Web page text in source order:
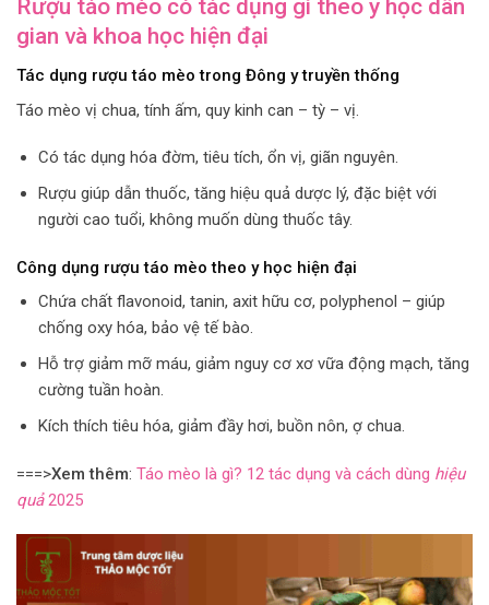
Rượu táo mèo có tác dụng gì theo y học dân
gian và khoa học hiện đại
Tác dụng rượu táo mèo trong Đông y truyền thống
Táo mèo vị chua, tính ấm, quy kinh can – tỳ – vị.
Có tác dụng hóa đờm, tiêu tích, ổn vị, giãn nguyên.
Rượu giúp dẫn thuốc, tăng hiệu quả dược lý, đặc biệt với
người cao tuổi, không muốn dùng thuốc tây.
Công dụng rượu táo mèo theo y học hiện đại
Chứa chất flavonoid, tanin, axit hữu cơ, polyphenol – giúp
chống oxy hóa, bảo vệ tế bào.
Hỗ trợ giảm mỡ máu, giảm nguy cơ xơ vữa động mạch, tăng
cường tuần hoàn.
Kích thích tiêu hóa, giảm đầy hơi, buồn nôn, ợ chua.
===>Xem thêm: Táo mèo là gì? 12 tác dụng và cách dùng hiệu
quả2025